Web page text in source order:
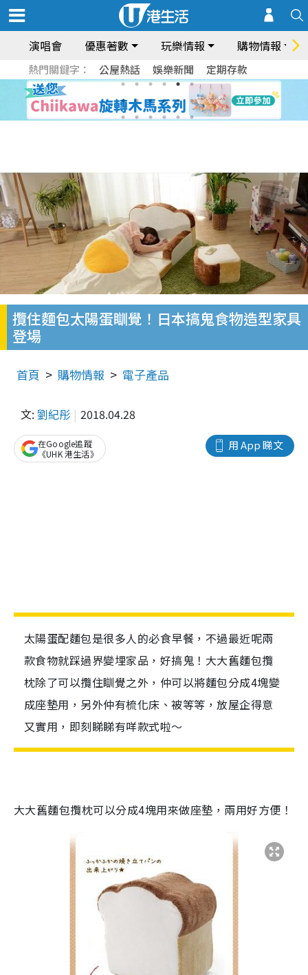
演唱會 優惠著數 玩樂情報 購物情報
熱門關鍵字： 公屋熱話 娛樂新聞 定期存款
攬住麵包太陽蛋瞓覺！日本搞鬼食物造型家具
登場
首頁 購物情報 電子產品
文: 劉紀彤 2018.04.28
用 App 睇文
在Google追蹤
《UHK 港生活》
太陽蛋配麵包是很多人的必食早餐，不過最近呢兩
款食物就踩過界變埋家品，好搞鬼！大大舊麵包攬
枕除了可以攬住瞓覺之外，仲可以將麵包分成4塊變
成座墊用，另外仲有梳化床、被等等，放屋企得意
又實用，即刻睇睇有咩款式啦～
大大舊麵包攬枕可以分成4塊用來做座墊，兩用好方便！